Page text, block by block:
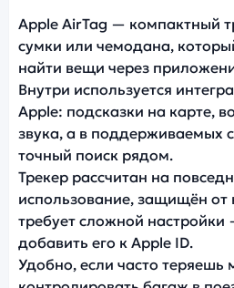
Apple AirTag — компактный
сумки или чемодана,
найти вещи через
Внутри используется
Apple: подсказки на карте,
звука, а в поддерживаемых
точный поиск рядом.
Трекер рассчитан на
использование, защищён от
требует сложной настройки
добавить его к Apple ID.
Удобно, если часто теряешь